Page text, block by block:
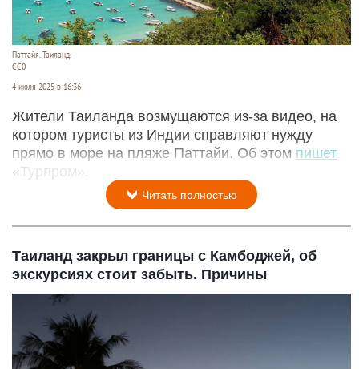
Паттайя. Таиланд.
СС0
4 июля 2025 в 16:36
Жители Таиланда возмущаются из-за видео, на
котором туристы из Индии справляют нужду
прямо в море на пляже Паттайи. Об этом пишет
«Турпром».
Читать полностью
Таиланд закрыл границы с Камбоджей, об
экскурсиях стоит забыть. Причины